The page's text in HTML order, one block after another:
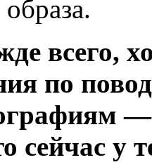
всего,
по
сейчас у